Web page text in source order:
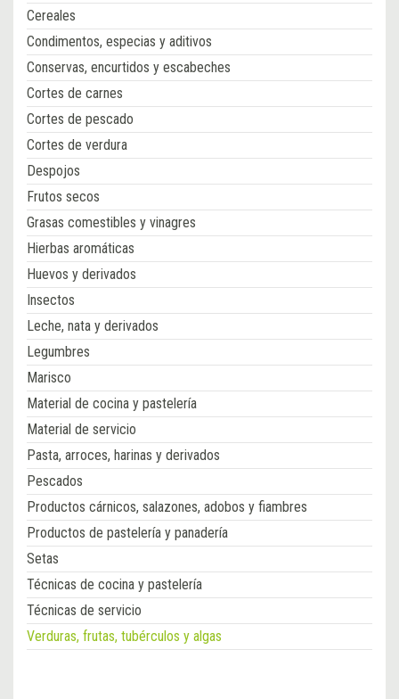
Cereales
Condimentos, especias y aditivos
Conservas, encurtidos y escabeches
Cortes de carnes
Cortes de pescado
Cortes de verdura
Despojos
Frutos secos
Grasas comestibles y vinagres
Hierbas aromáticas
Huevos y derivados
Insectos
Leche, nata y derivados
Legumbres
Marisco
Material de cocina y pastelería
Material de servicio
Pasta, arroces, harinas y derivados
Pescados
Productos cárnicos, salazones, adobos y fiambres
Productos de pastelería y panadería
Setas
Técnicas de cocina y pastelería
Técnicas de servicio
Verduras, frutas, tubérculos y algas